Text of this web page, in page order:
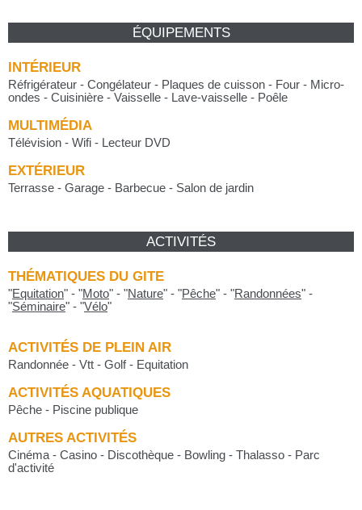
ÉQUIPEMENTS
INTÉRIEUR
Réfrigérateur - Congélateur - Plaques de cuisson - Four - Micro-
ondes - Cuisinière - Vaisselle - Lave-vaisselle - Poêle
MULTIMÉDIA
Télévision - Wifi - Lecteur DVD
EXTÉRIEUR
Terrasse - Garage - Barbecue - Salon de jardin
ACTIVITÉS
THÉMATIQUES DU GITE
"Equitation" - "Moto" - "Nature" - "Pêche" - "Randonnées" -
"Séminaire" - "Vélo"
ACTIVITÉS DE PLEIN AIR
Randonnée - Vtt - Golf - Equitation
ACTIVITÉS AQUATIQUES
Pêche - Piscine publique
AUTRES ACTIVITÉS
Cinéma - Casino - Discothèque - Bowling - Thalasso - Parc
d'activité